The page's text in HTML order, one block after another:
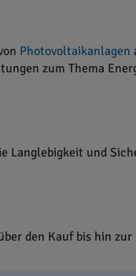
Photovoltaikanlagen
zum Thema
Langlebigkeit und
den Kauf bis hin